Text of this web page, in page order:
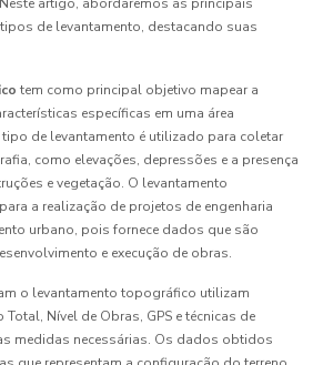
de levantamento, destacando suas
tem como principal objetivo mapear a
específicas em uma área
de levantamento é utilizado para coletar
como elevações, depressões e a presença
e vegetação. O levantamento
a realização de projetos de engenharia
urbano, pois fornece dados que são
e execução de obras.
o levantamento topográfico utilizam
Nível de Obras, GPS e técnicas de
medidas necessárias. Os dados obtidos